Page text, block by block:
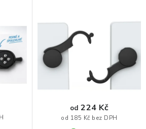
od 185 Kč bez DPH
od 224 Kč